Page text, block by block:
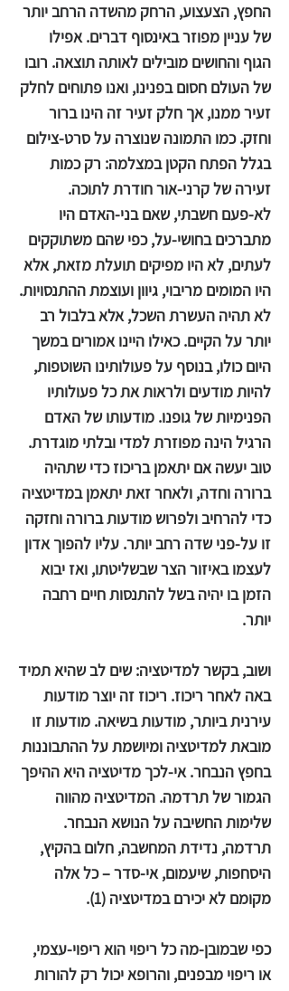
החפץ, הצעצוע, הרחק מהשדה הרחב יותר
של עניין מפוזר באינסוף דברים. אפילו
הגוף והחושים מובילים לאותה תוצאה. רובו
של העולם חסום בפנינו, ואנו פתוחים לחלק
זעיר ממנו, אך חלק זעיר זה הינו ברור
וחזק. כמו התמונה שנוצרה על סרט-צילום
בגלל הפתח הקטן במצלמה: רק כמות
זעירה של קרני-אור חודרת לתוכה.
לא-פעם חשבתי, שאם בני-האדם היו
מתברכים בחושי-על, כפי שהם משתוקקים
לעתים, לא היו מפיקים תועלת מזאת, אלא
היו המומים מריבוי, גיוון ועוצמת ההתנסויות.
לא תהיה העשרת השכל, אלא בלבול רב
יותר על הקיים. כאילו היינו אמורים במשך
היום כולו, בנוסף על פעולותינו השוטפות,
להיות מודעים ולראות את כל פעולותיו
הפנימיות של גופנו. מודעותו של האדם
הרגיל הינה מפוזרת למדי ובלתי מוגדרת.
טוב יעשה אם יתאמן בריכוז כדי שתהיה
ברורה וחדה, ולאחר זאת יתאמן במדיטציה
כדי להרחיב ולפרוש מודעות ברורה וחזקה
זו על-פני שדה רחב יותר. עליו להפוך אדון
לעצמו באיזור הצר שבשליטתו, ואז יבוא
הזמן בו יהיה בשל להתנסות חיים רחבה
יותר.
ושוב, בקשר למדיטציה: שים לב שהיא תמיד
באה לאחר ריכוז. ריכוז זה יוצר מודעות
עירנית ביותר, מודעות בשיאה. מודעות זו
מובאת למדיטציה ומיושמת על ההתבוננות
בחפץ הנבחר. אי-לכך מדיטציה היא ההיפך
הגמור של תרדמה. המדיטציה מהווה
שלימות החשיבה על הנושא הנבחר.
תרדמה, נדידת המחשבה, חלום בהקיץ,
היסחפות, שיעמום, אי-סדר – כל אלה
מקומם לא יכירם במדיטציה (1).
כפי שבמובן-מה כל ריפוי הוא ריפוי-עצמי,
או ריפוי מבפנים, והרופא יכול רק להורות